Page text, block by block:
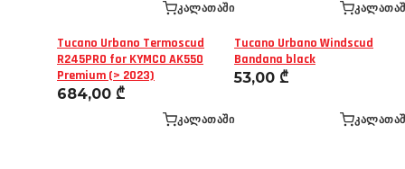
ᲙᲐᲚᲐᲗᲐᲨᲘ
Tucano Urbano Termoscud
R245PRO for KYMCO AK550
Premium (> 2023)
684,00 ₾
ᲙᲐᲚᲐᲗᲐᲨᲘ
Tucano Urbano Windscud
Bandana black
53,00 ₾